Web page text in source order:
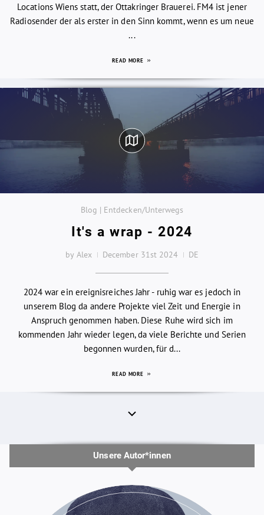
Locations Wiens statt, der Ottakringer Brauerei. FM4 ist jener
Radiosender der als erster in den Sinn kommt, wenn es um neue
...
READ MORE
Blog | Entdecken/Unterwegs
It's a wrap - 2024
by Alex December 31st 2024 DE
2024 war ein ereignisreiches Jahr - ruhig war es jedoch in
unserem Blog da andere Projekte viel Zeit und Energie in
Anspruch genommen haben. Diese Ruhe wird sich im
kommenden Jahr wieder legen, da viele Berichte und Serien
begonnen wurden, für d...
READ MORE
Unsere Autor*innen